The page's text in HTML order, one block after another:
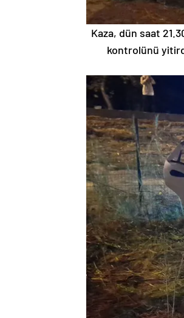
Kaza, dün saat
kontrolünü